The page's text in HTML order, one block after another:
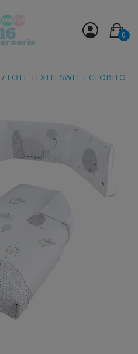
0
LOTE TEXTIL SWEET GLOBITO